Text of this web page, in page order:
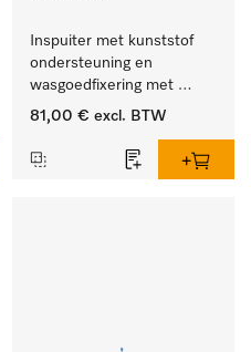
Inspuiter met kunststof
ondersteuning en
wasgoedfixering met
vergr., Ø 6, lengte
81,00 € excl. BTW